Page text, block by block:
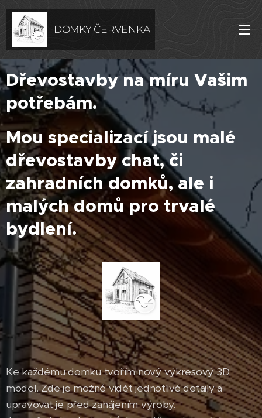
DOMKY ČERVENKA
Dřevostavby na míru Vašim
potřebám.
Mou specializací jsou malé
dřevostavby chat, či
zahradních domků, ale i
malých domů pro trvalé
bydlení.
Ke každému domku tvořím nový výkresový 3D
model. Zde je možné vidět jednotlivé detaily a
upravovat je před zahájením výroby.